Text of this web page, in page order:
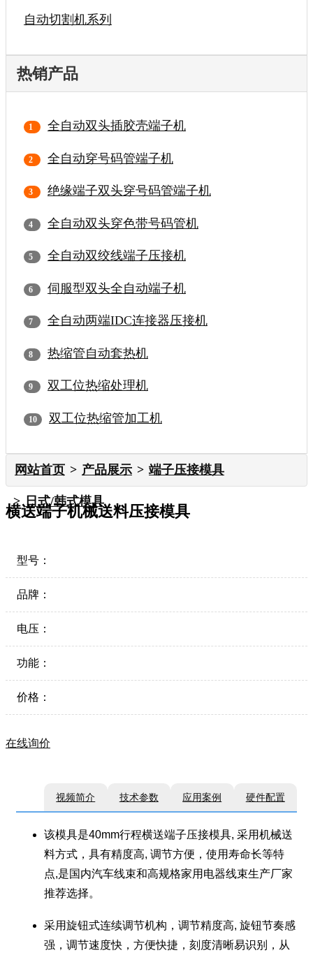
自动切割机系列
热销产品
全自动双头插胶壳端子机
全自动穿号码管端子机
绝缘端子双头穿号码管端子机
全自动双头穿色带号码管机
全自动双绞线端子压接机
伺服型双头全自动端子机
全自动两端IDC连接器压接机
热缩管自动套热机
双工位热缩处理机
双工位热缩管加工机
网站首页 产品展示 端子压接模具
日式/韩式模具
横送端子机械送料压接模具
型号：
品牌：
电压：
功能：
价格：
在线询价
视频简介 技术参数 应用案例 硬件配置
该模具是40mm行程横送端子压接模具, 采用机械送
料方式，具有精度高, 调节方便，使用寿命长等特
点,是国内汽车线束和高规格家用电器线束生产厂家
推荐选择。
采用旋钮式连续调节机构，调节精度高, 旋钮节奏感
强，调节速度快，方便快捷，刻度清晰易识别，从